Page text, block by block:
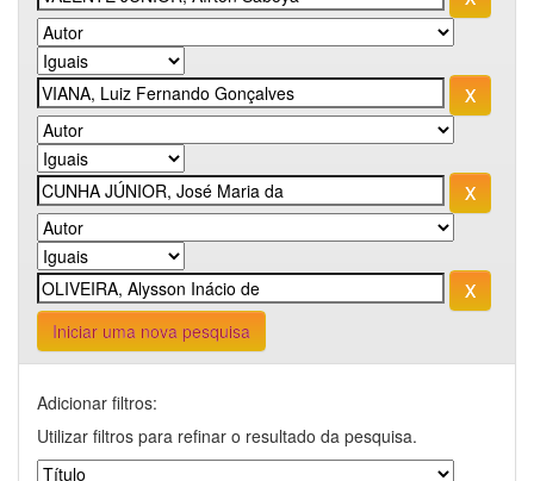
Iniciar uma nova pesquisa
Adicionar filtros:
Utilizar filtros para refinar o resultado da pesquisa.